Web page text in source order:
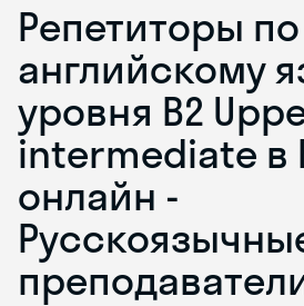
Репетиторы по
английскому
уровня B2
intermediate в
онлайн -
Skyeng Chat